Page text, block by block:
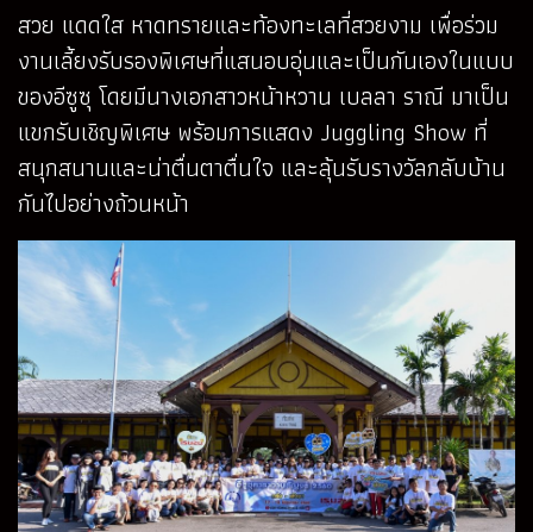
สวย แดดใส หาดทรายและท้องทะเลที่สวยงาม เพื่อร่วม
งานเลี้ยงรับรองพิเศษที่แสนอบอุ่นและเป็นกันเองในแบบ
ของอีซูซุ โดยมีนางเอกสาวหน้าหวาน เบลลา ราณี มาเป็น
แขกรับเชิญพิเศษ พร้อมการแสดง Juggling Show ที่
สนุกสนานและน่าตื่นตาตื่นใจ และลุ้นรับรางวัลกลับบ้าน
กันไปอย่างถ้วนหน้า